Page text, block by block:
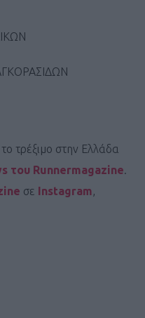
τρέξιμο στην Ελλάδα
του Runnermagazine.
σε Instagram,